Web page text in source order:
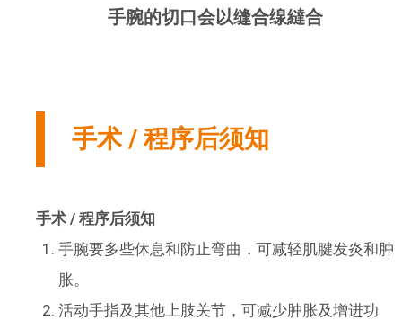
手腕的切口会以缝合缐繨合
手术 / 程序后须知
手术 / 程序后须知
手腕要多些休息和防止弯曲，可减轻肌腱发炎和肿
胀。
活动手指及其他上肢关节，可减少肿胀及增进功